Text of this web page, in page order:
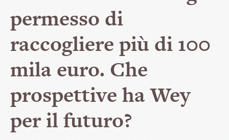
permesso di
raccogliere più di 100
mila euro. Che
prospettive ha Wey
per il futuro?